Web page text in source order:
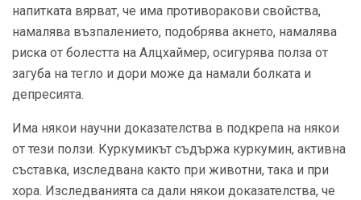
напитката вярват, че има противоракови свойства,
намалява възпалението, подобрява акнето, намалява
риска от болестта на Алцхаймер, осигурява полза от
загуба на тегло и дори може да намали болката и
депресията.
Има някои научни доказателства в подкрепа на някои
от тези ползи. Куркумикът съдържа куркумин, активна
съставка, изследвана както при животни, така и при
хора. Изследванията са дали някои доказателства, че